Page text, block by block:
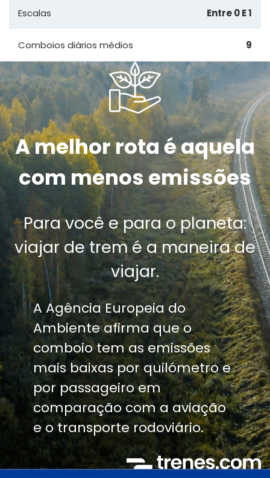
Escalas Entre 0 E 1
Comboios diários médios 9
A melhor rota é aquela
com menos emissões
Para você e para o planeta:
viajar de trem é a maneira de
viajar.
A Agência Europeia do
Ambiente afirma que o
comboio tem as emissões
mais baixas por quilómetro e
por passageiro em
comparação com a aviação
e o transporte rodoviário.